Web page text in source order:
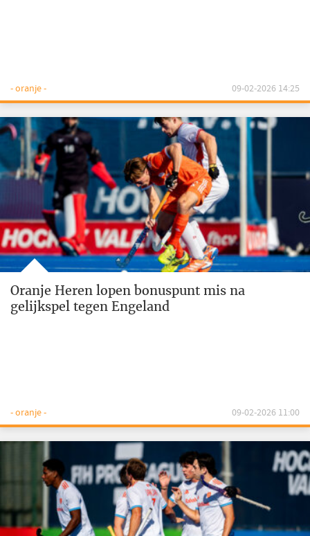
- oranje - 09-02-2026 14:25
Oranje Heren lopen bonuspunt mis na
gelijkspel tegen Engeland
- oranje - 09-02-2026 11:00